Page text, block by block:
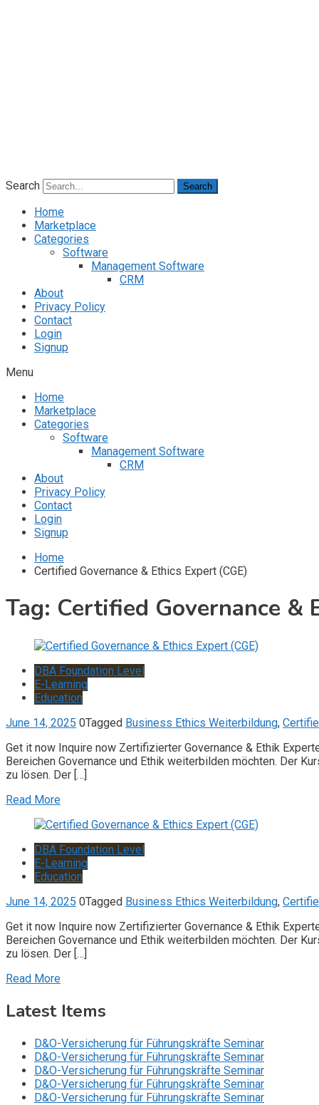
Search Search
Home
Marketplace
Categories
Software
Management Software
CRM
About
Privacy Policy
Contact
Login
Signup
Menu
Home
Marketplace
Categories
Software
Management Software
CRM
About
Privacy Policy
Contact
Login
Signup
Home
Certified Governance & Ethics Expert (CGE)
Tag: Certified Governance &
DBA Foundation Level
E-Learning
Education
June 14, 2025 0Tagged Business Ethics Weiterbildung,
Get it now Inquire now Zertifizierter Governance & Ethik
Bereichen Governance und Ethik weiterbilden möchten. Der
zu lösen. Der […]
Read More
DBA Foundation Level
E-Learning
Education
June 14, 2025 0Tagged Business Ethics Weiterbildung,
Get it now Inquire now Zertifizierter Governance & Ethik
Bereichen Governance und Ethik weiterbilden möchten. Der
zu lösen. Der […]
Read More
Latest Items
D&O-Versicherung für Führungskräfte Seminar
D&O-Versicherung für Führungskräfte Seminar
D&O-Versicherung für Führungskräfte Seminar
D&O-Versicherung für Führungskräfte Seminar
D&O-Versicherung für Führungskräfte Seminar